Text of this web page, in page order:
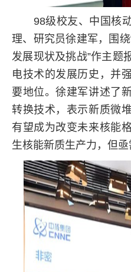
98级校友、中国核
理、研究员徐建军，围
发展现状及挑战”作主题
电技术的发展历史，并
要地位。徐建军讲述了
转换技术，表示新质微
有望成为改变未来核能
生核能新质生产力，但亟